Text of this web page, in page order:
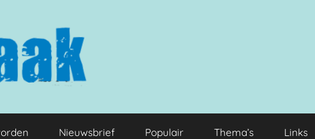
Nieuwsbrief Populair Thema’s Links